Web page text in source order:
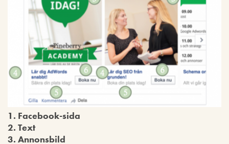
1. Facebook-sida
2. Text
3. Annonsbild